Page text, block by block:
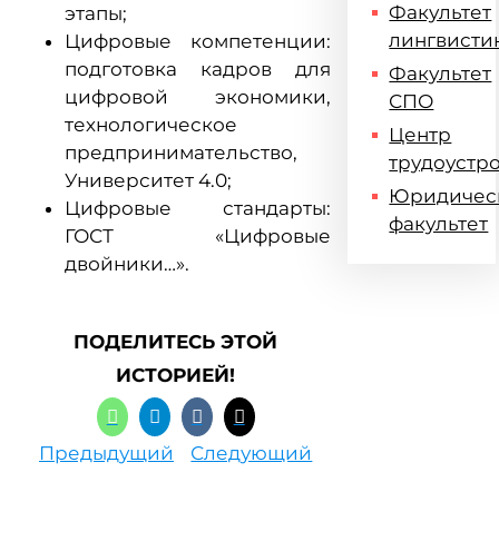
этапы;
Цифровые компетенции:
подготовка кадров для
цифровой экономики,
технологическое
предпринимательство,
Университет 4.0;
Цифровые стандарты:
ГОСТ «Цифровые
двойники…».
ПОДЕЛИТЕСЬ ЭТОЙ
ИСТОРИЕЙ!
Предыдущий Следующий
Факультет
Факультет
СПО
Центр
факультет